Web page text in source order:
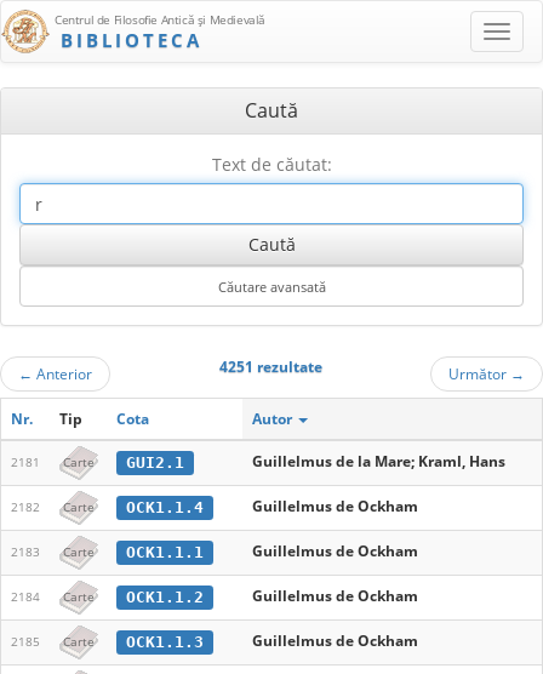
Centrul de Filosofie Antică şi Medievală
BIBLIOTECA
Caută
Text de căutat:
← Anterior 4251 rezultate Următor →
Nr. Tip Cota Autor
2181 Carte GUI2.1 Guillelmus de la Mare; Kraml, Hans
2182 Carte OCK1.1.4 Guillelmus de Ockham
2183 Carte OCK1.1.1 Guillelmus de Ockham
2184 Carte OCK1.1.2 Guillelmus de Ockham
2185 Carte OCK1.1.3 Guillelmus de Ockham